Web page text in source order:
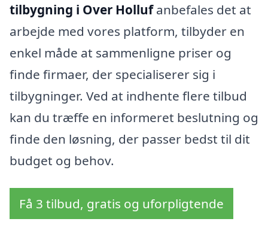
tilbygning i Over Hollufanbefales det at
arbejde med vores platform, tilbyder en
enkel måde at sammenligne priser og
finde firmaer, der specialiserer sig i
tilbygninger. Ved at indhente flere tilbud
kan du træffe en informeret beslutning og
finde den løsning, der passer bedst til dit
budget og behov.
Få 3 tilbud, gratis og uforpligtende